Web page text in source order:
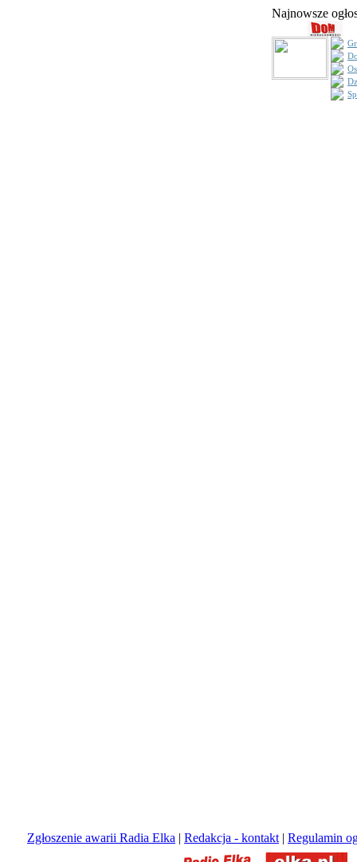
Najnowsze
Zgłoszenie awarii Radia Elka | Redakcja - kontakt | Regulamin